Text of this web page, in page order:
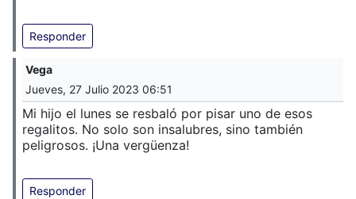
Responder
Vega
Jueves, 27 Julio 2023 06:51
Mi hijo el lunes se resbaló por pisar uno de esos
regalitos. No solo son insalubres, sino también
peligrosos. ¡Una vergüenza!
Responder